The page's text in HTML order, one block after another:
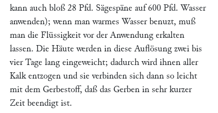
kann auch bloß 28 Pfd. Sägespäne auf 600 Pfd. Wasser
anwenden); wenn man warmes Wasser benuzt, muß
man die Flüssigkeit vor der Anwendung erkalten
lassen. Die Häute werden in diese Auflösung zwei bis
vier Tage lang eingeweicht; dadurch wird ihnen aller
Kalk entzogen und sie verbinden sich dann so leicht
mit dem Gerbestoff, daß das Gerben in sehr kurzer
Zeit beendigt ist.